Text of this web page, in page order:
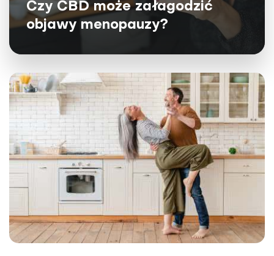
Czy CBD może załagodzić
objawy menopauzy?